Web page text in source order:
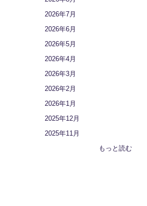
2026年7月
2026年6月
2026年5月
2026年4月
2026年3月
2026年2月
2026年1月
2025年12月
2025年11月
もっと読む